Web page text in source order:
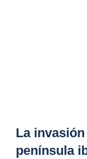
La
península